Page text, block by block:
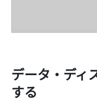
データ・ディ
する